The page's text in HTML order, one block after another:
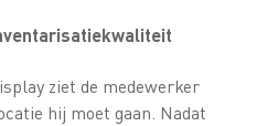
ziet de medewerker
hij moet gaan. Nadat